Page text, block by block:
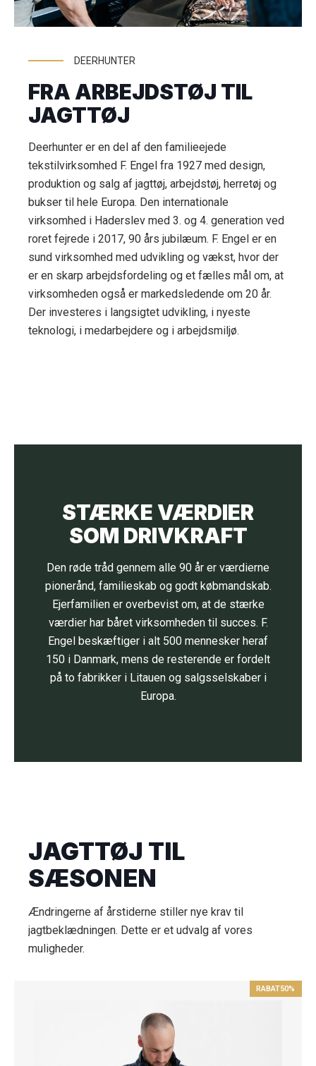
DEERHUNTER
FRA ARBEJDSTØJ TIL
JAGTTØJ
Deerhunter er en del af den familieejede
tekstilvirksomhed F. Engel fra 1927 med design,
produktion og salg af jagttøj, arbejdstøj, herretøj og
bukser til hele Europa. Den internationale
virksomhed i Haderslev med 3. og 4. generation ved
roret fejrede i 2017, 90 års jubilæum. F. Engel er en
sund virksomhed med udvikling og vækst, hvor der
er en skarp arbejdsfordeling og et fælles mål om, at
virksomheden også er markedsledende om 20 år.
Der investeres i langsigtet udvikling, i nyeste
teknologi, i medarbejdere og i arbejdsmiljø.
STÆRKE VÆRDIER
SOM DRIVKRAFT
Den røde tråd gennem alle 90 år er værdierne
pionerånd, familieskab og godt købmandskab.
Ejerfamilien er overbevist om, at de stærke
værdier har båret virksomheden til succes. F.
Engel beskæftiger i alt 500 mennesker heraf
150 i Danmark, mens de resterende er fordelt
på to fabrikker i Litauen og salgsselskaber i
Europa.
JAGTTØJ TIL
SÆSONEN
Ændringerne af årstiderne stiller nye krav til
jagtbeklædningen. Dette er et udvalg af vores
muligheder.
RABAT50%